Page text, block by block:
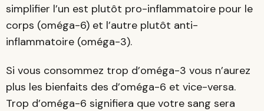
simplifier l’un est plutôt pro-inflammatoire pour le
corps (oméga-6) et l’autre plutôt anti-
inflammatoire (oméga-3).
Si vous consommez trop d’oméga-3 vous n’aurez
plus les bienfaits des d’oméga-6 et vice-versa.
Trop d’oméga-6 signifiera que votre sang sera